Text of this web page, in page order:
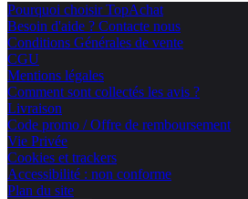
Pourquoi choisir TopAchat
Besoin d'aide ? Contacte nous
Conditions Générales de vente
CGU
Mentions légales
Comment sont collectés les avis ?
Livraison
Code promo / Offre de remboursement
Vie Privée
Cookies et trackers
Accessibilité : non conforme
Plan du site